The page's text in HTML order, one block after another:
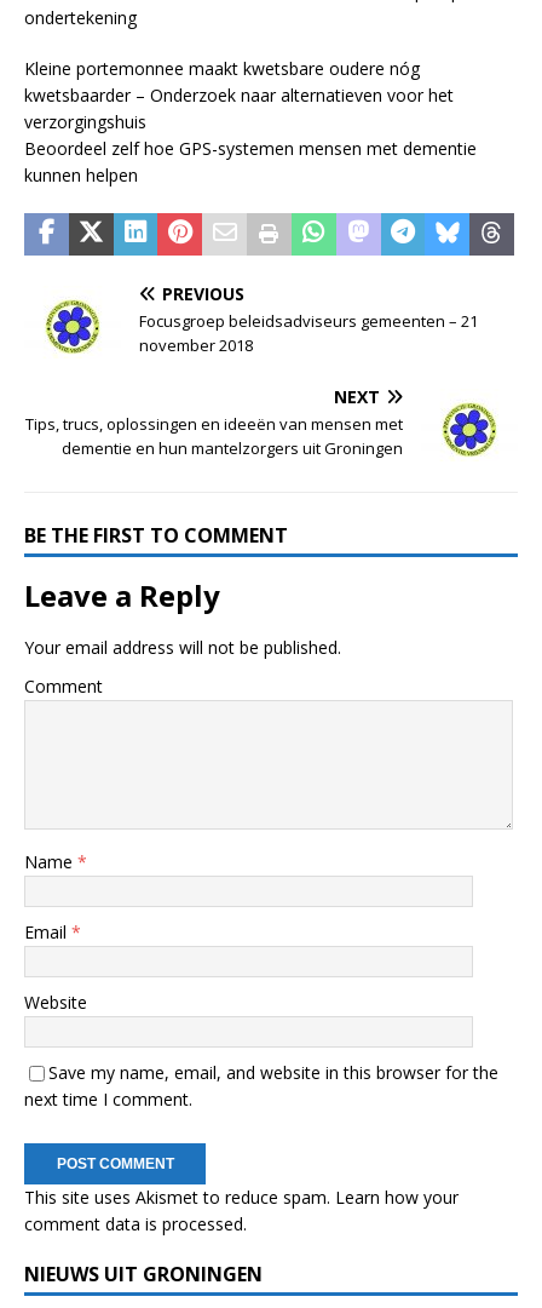
ondertekening
Kleine portemonnee maakt kwetsbare oudere nóg
kwetsbaarder – Onderzoek naar alternatieven voor het
verzorgingshuis
Beoordeel zelf hoe GPS-systemen mensen met dementie
kunnen helpen
PREVIOUS
Focusgroep beleidsadviseurs gemeenten – 21
november 2018
NEXT
Tips, trucs, oplossingen en ideeën van mensen met
dementie en hun mantelzorgers uit Groningen
BE THE FIRST TO COMMENT
Leave a Reply
Your email address will not be published.
Comment
Name *
Email *
Website
Save my name, email, and website in this browser for the
next time I comment.
This site uses Akismet to reduce spam. Learn how your
comment data is processed.
NIEUWS UIT GRONINGEN